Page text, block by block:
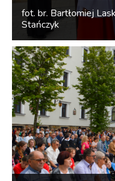
fot. br. Bartłomiej
Stańczyk